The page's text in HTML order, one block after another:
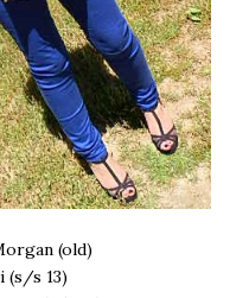
(old)
(s/s 13)